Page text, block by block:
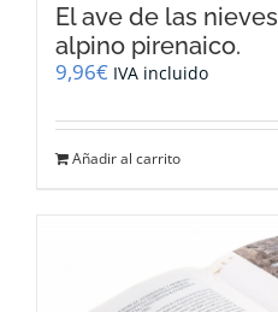
El ave de las
alpino pirenaico.
9,96€ IVA incluido
Añadir al carrito